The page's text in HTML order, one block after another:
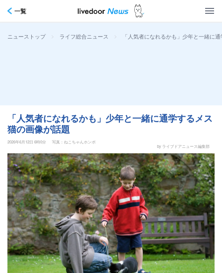
一覧
ニューストップ > ライフ総合ニュース > 「人気者になれるかも」少年と一緒に
「人気者になれるかも」少年と一緒に通学するメス
猫の画像が話題
2026年6月12日 6時0分
写真：ねこちゃんホンポ
by ライブドアニュース編集部